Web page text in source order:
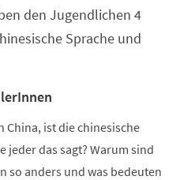
den Jugendlichen 4
Sprache und
China, ist die chinesische
jeder das sagt? Warum sind
so anders und was bedeuten